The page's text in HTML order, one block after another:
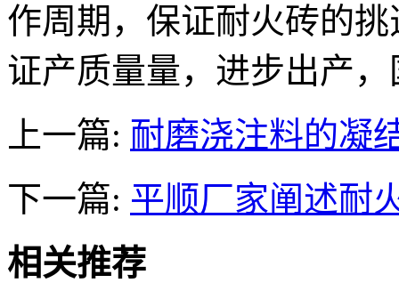
作周期，保证耐火砖的
证产质量量，进步出产
上一篇: 耐磨浇注料的凝
下一篇: 平顺厂家阐述耐
相关推荐